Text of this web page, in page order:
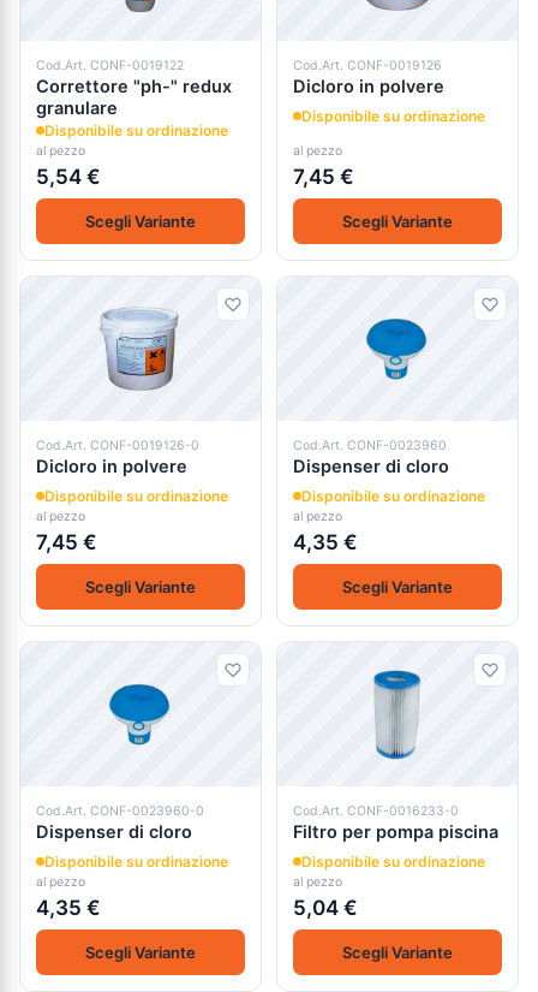
Cod.Art. CONF-0019122
Correttore "ph-" redux
granulare
Disponibile su ordinazione
al pezzo
5,54 €
Scegli Variante
Cod.Art. CONF-0019126
Dicloro in polvere
Disponibile su ordinazione
al pezzo
7,45 €
Scegli Variante
Cod.Art. CONF-0019126-0
Dicloro in polvere
Disponibile su ordinazione
al pezzo
7,45 €
Scegli Variante
Cod.Art. CONF-0023960
Dispenser di cloro
Disponibile su ordinazione
al pezzo
4,35 €
Scegli Variante
Cod.Art. CONF-0023960-0
Dispenser di cloro
Disponibile su ordinazione
al pezzo
4,35 €
Scegli Variante
Cod.Art. CONF-0016233-0
Filtro per pompa piscina
Disponibile su ordinazione
al pezzo
5,04 €
Scegli Variante